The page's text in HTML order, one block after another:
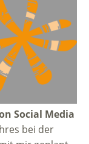
Social Media
bei der